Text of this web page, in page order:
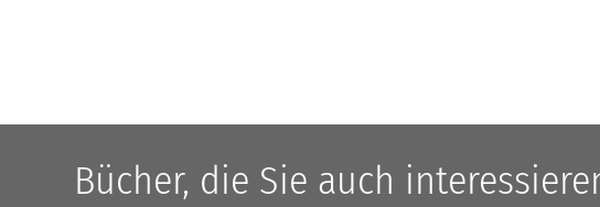
Bücher, die Sie auch